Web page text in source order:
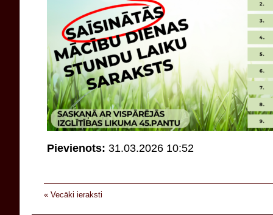
Pievienots: 31.03.2026 10:52
« Vecāki ieraksti